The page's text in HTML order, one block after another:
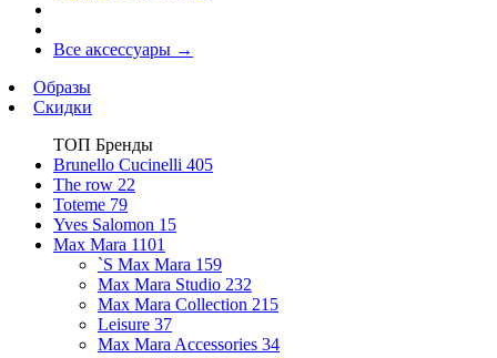
Все аксессуары →
Образы
Скидки
ТОП Бренды
Brunello Cucinelli 405
The row 22
Toteme 79
Yves Salomon 15
Max Mara 1101
`S Max Mara 159
Max Mara Studio 232
Max Mara Collection 215
Leisure 37
Max Mara Accessories 34